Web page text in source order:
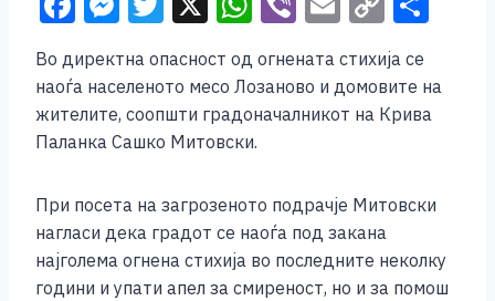
c
e
b
o
k
ss
e
n
er
tt
er
at
s
A
p
er ai
l
o
p
y
k
ar
e
Во директна опасност од огнената стихија се
наоѓа населеното месо Лозаново и домовите на
жителите, соопшти градоначалникот на Крива
Паланка Сашко Митовски.
При посета на загрозеното подрачје Митовски
нагласи дека градот се наоѓа под закана
најголема огнена стихија во последните неколку
години и упати апел за смиреност, но и за помош